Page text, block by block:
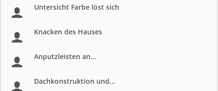
Untersicht Farbe löst sich
Knacken des Hauses
Anputzleisten an...
Dachkonstruktion und...